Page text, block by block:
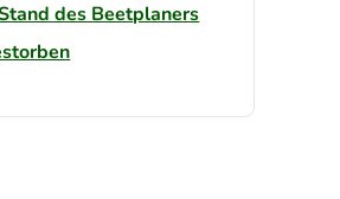
des Beetplaners